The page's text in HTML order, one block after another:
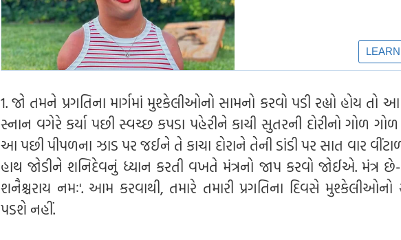
1. જો તમને પ્રગતિના માર્ગમાં મુશ્કેલીઓનો સામનો કરવો પડી રહ્યો હોય તો
સ્નાન વગેરે કર્યા પછી સ્વચ્છ કપડા પહેરીને કાચી સુતરની દોરીનો ગોળ
આ પછી પીપળના ઝાડ પર જઈને તે કાચા દોરાને તેની ડાંડી પર સાત વાર
હાથ જોડીને શનિદેવનું ધ્યાન કરતી વખતે મંત્રનો જાપ કરવો જોઈએ. મંત્ર છે-
શનૈશ્ચરાય નમઃ'. આમ કરવાથી, તમારે તમારી પ્રગતિના દિવસે મુશ્કેલીઓનો
પડશે નહીં.